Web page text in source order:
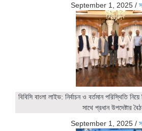
September 1, 2025 /
বিবিসি বাংলা লাইভ: নির্বাচন ও বর্তমান পরিস্থিতি
সাথে প্রধান উপদেষ্টার
September 1, 2025 /